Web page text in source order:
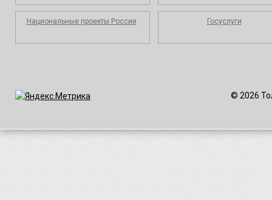
Национальные проекты России Госуслуги
© 2026